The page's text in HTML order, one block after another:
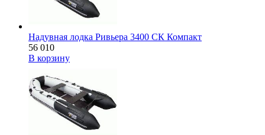
Надувная лодка Ривьера 3400 СК Компакт
56 010
В корзину